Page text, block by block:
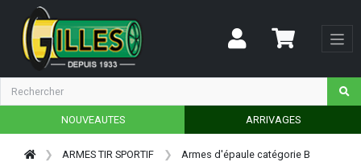
NOUVEAUTES ARRIVAGES
ARMES TIR SPORTIF
Armes d'épaule catégorie B